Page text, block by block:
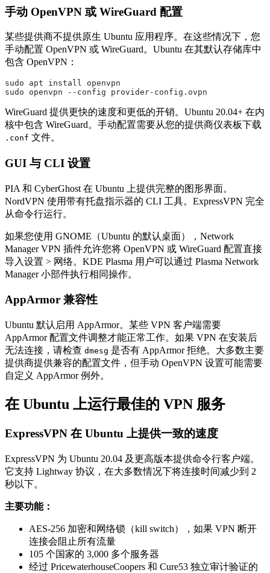
手动 OpenVPN 或 WireGuard 配置
某些提供商不提供原生 Ubuntu 应用程序。在这些情况下，您
手动配置 OpenVPN 或 WireGuard。Ubuntu 在其默认存储库中
包含 OpenVPN：
sudo apt install openvpn
sudo openvpn --config provider-config.ovpn
WireGuard 提供更快的速度和更低的开销。Ubuntu 20.04+ 在内
核中包含 WireGuard。手动配置需要从您的提供商仪表板下载
.conf 文件。
GUI 与 CLI 设置
PIA 和 CyberGhost 在 Ubuntu 上提供完整的图形界面。
NordVPN 使用带有托盘指示器的 CLI 工具。ExpressVPN 完全
从命令行运行。
如果您使用 GNOME（Ubuntu 的默认桌面），Network
Manager VPN 插件允许您将 OpenVPN 或 WireGuard 配置直接
导入设置 > 网络。KDE Plasma 用户可以通过 Plasma Network
Manager 小部件执行相同操作。
AppArmor 兼容性
Ubuntu 默认启用 AppArmor。某些 VPN 客户端需要
AppArmor 配置文件调整才能正常工作。如果 VPN 在安装后
无法连接，请检查 dmesg 是否有 AppArmor 拒绝。大多数主要
提供商提供兼容的配置文件，但手动 OpenVPN 设置可能需要
自定义 AppArmor 例外。
在 Ubuntu 上运行最佳的 VPN 服务
ExpressVPN 在 Ubuntu 上提供一致的速度
ExpressVPN 为 Ubuntu 20.04 及更高版本提供命令行客户端。
它支持 Lightway 协议，在大多数情况下将连接时间减少到 2
秒以下。
主要功能：
AES-256 加密和网络锁（kill switch），如果 VPN 断开
连接会阻止所有流量
105 个国家的 3,000 多个服务器
经过 PricewaterhouseCoopers 和 Cure53 独立审计验证的